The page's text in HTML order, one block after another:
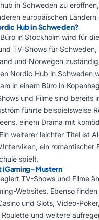
in Schweden zu
europäischen Ländern
Hub in Schweden?
in Stockholm wird für
TV-Shows für Schweden,
und Norwegen
Nordic Hub in Schweden
in einem Büro in
und Filme sind bereits
führte beispielsweise
einem Drama mit
weiterer leichter Titel ist
ein romantischer
spielt.
Mustern
TV-Shows und Filme
Websites. Ebenso
und Slots, Video-
und weitere